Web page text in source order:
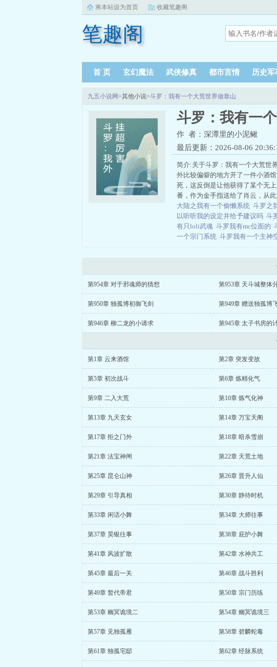
将本站设为首页 收藏笔趣阁
笔趣阁
首 页 玄幻魔法 武侠修真 都市言情 历史军
九五小说网>其他小说>斗罗：我有一个大荒世界做靠山
斗罗：我有一
作 者：深潭里的小泥鳅
最后更新：2026-08-06
简介:关于斗罗：我有一个大荒世
外比较偏僻的地方开了一件小酒
死，这反倒是让他获得了某个无
番，作为金手指送给了肖云，从
大陆之我有一个偷懒系统 斗罗之
以听听我的设定并给予建议吗 斗
有只loli武魂 斗罗我有mc位面的
一个宗门系统 斗罗我有一个主神
第954章 对于邪魂师的猜想 第953章 天斗城整体
第950章 独孤博初御飞剑 第949章 赠送独孤博
第946章 柳二龙的小请求 第945章 太子书房的
第1章 云来酒馆 第2章 突发变故
第5章 初次战斗 第6章 炼精化气
第9章 二入大荒 第10章 炼气化神
第13章 九天玄女 第14章 万宝天阁
第17章 拒之门外 第18章 暗杀雪崩
第21章 法宝神闸 第22章 天荒土地
第25章 昆仑山神 第26章 晋升人仙
第29章 引导真相 第30章 静待时机
第33章 闲话小舞 第34章 大师往事
第37章 昊银往事 第38章 庇护小舞
第41章 风波扩散 第42章 水神共工
第45章 最后一关 第46章 战斗胜利
第49章 暂代帝君 第50章 宗门历练
第53章 幽冥诡境二 第54章 幽冥诡境三
第57章 见独孤雁 第58章 碧麟蛇毒
第61章 独孤宅邸 第62章 经脉系统